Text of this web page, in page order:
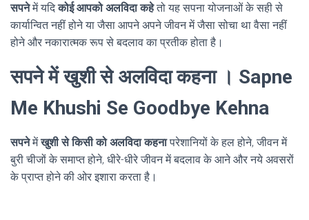
सपनेमें यदिकोई आपको अलविदा कहेतो यह सपना योजनाओं के सही से
कार्यान्वित नहीं होने या जैसा आपने अपने जीवन में जैसा सोचा था वैसा नहीं
होने और नकारात्मक रूप से बदलाव का प्रतीक होता है।
सपने में खुशी से अलविदा कहना । Sapne
Me Khushi Se Goodbye Kehna
सपनेमेंखुशी से किसी को अलविदा कहनापरेशानियों के हल होने, जीवन में
बुरी चीजों के समाप्त होने, धीरे-धीरे जीवन में बदलाव के आने और नये अवसरों
के प्राप्त होने की ओर इशारा करता है।